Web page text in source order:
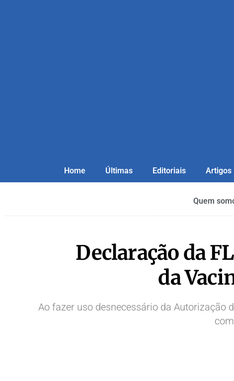
Home Últimas Editoriais Artigos
Quem
Declaração da
da
Ao fazer uso desnecessário da Autorização